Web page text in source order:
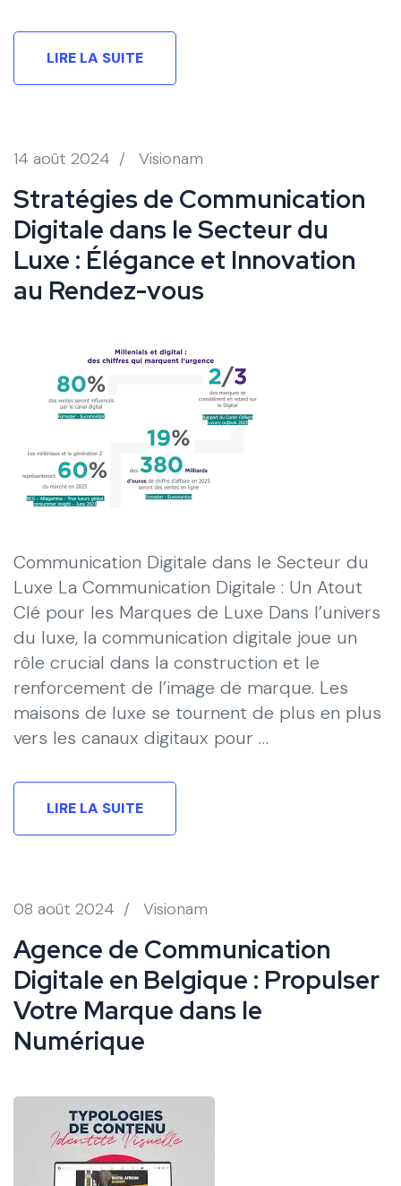
LIRE LA SUITE
14 août 2024 / Visionam
Stratégies de Communication
Digitale dans le Secteur du
Luxe : Élégance et Innovation
au Rendez-vous
Communication Digitale dans le Secteur du
Luxe La Communication Digitale : Un Atout
Clé pour les Marques de Luxe Dans l’univers
du luxe, la communication digitale joue un
rôle crucial dans la construction et le
renforcement de l’image de marque. Les
maisons de luxe se tournent de plus en plus
vers les canaux digitaux pour …
LIRE LA SUITE
08 août 2024 / Visionam
Agence de Communication
Digitale en Belgique : Propulser
Votre Marque dans le
Numérique